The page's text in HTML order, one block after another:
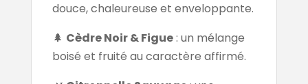
douce, chaleureuse et enveloppante.
🌲 Cèdre Noir & Figue: un mélange
boisé et fruité au caractère affirmé.